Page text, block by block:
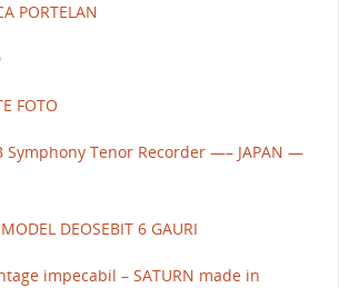
PORTELAN
FOTO
Symphony Tenor Recorder —– JAPAN —
DEOSEBIT 6 GAURI
impecabil – SATURN made in